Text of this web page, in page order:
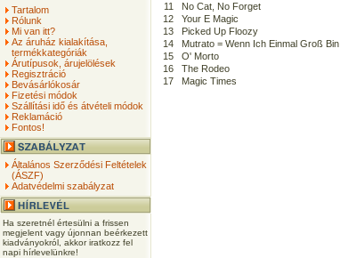
Tartalom
Rólunk
Mi van itt?
Az áruház kialakítása,
termékkategóriák
Árutípusok, árujelölések
Regisztráció
Bevásárlókosár
Fizetési módok
Szállítási idő és átvételi módok
Reklamáció
Fontos!
Általános Szerződési Feltételek
(ÁSZF)
Adatvédelmi szabályzat
Ha szeretnél értesülni a frissen
megjelent vagy újonnan beérkezett
kiadványokról, akkor iratkozz fel
napi hírlevelünkre!
11
No Cat, No Forget
12
Your E Magic
13
Picked Up Floozy
14
Mutrato = Wenn Ich Einmal Groß Bin
15
O' Morto
16
The Rodeo
17
Magic Times